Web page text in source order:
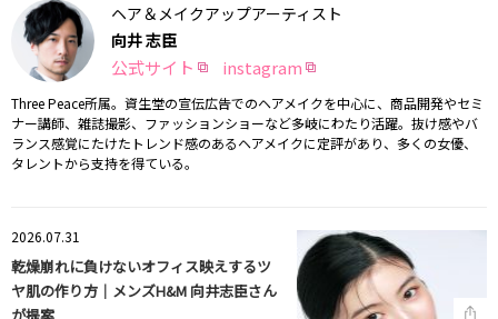
ヘア＆メイクアップアーティスト
向井 志臣
公式サイト instagram
Three Peace所属。資生堂の宣伝広告でのヘアメイクを中心に、商品開発やセミ
ナー講師、雑誌撮影、ファッションショーなど多岐にわたり活躍。抜け感やバ
ランス感覚にたけたトレンド感のあるヘアメイクに定評があり、多くの女優、
タレントから支持を得ている。
2026.07.31
乾燥崩れに負けないオフィス映えするツ
ヤ肌の作り方｜メンズH&M 向井志臣さん